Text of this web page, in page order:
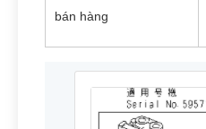
bán hàng